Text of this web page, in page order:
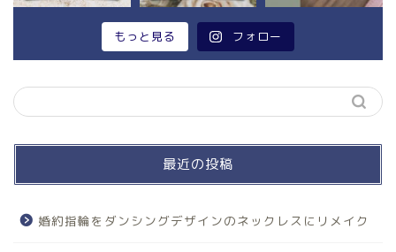
もっと見る フォロー
最近の投稿
婚約指輪をダンシングデザインのネックレスにリメイク